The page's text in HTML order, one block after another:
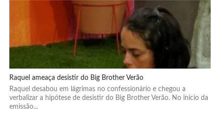
Raquel ameaça desistir do Big Brother Verão
Raquel desabou em lágrimas no confessionário e chegou a
verbalizar a hipótese de desistir do Big Brother Verão. No início da
emissão...